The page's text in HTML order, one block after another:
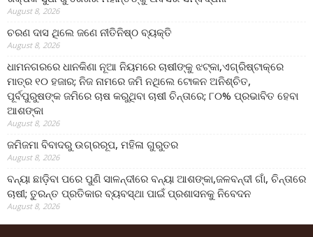
August 8, 2026
ଚରଣ ଦାସ ଥିଲେ ଜଣେ ନୀତିନିଷ୍ଠ ବ୍ୟକ୍ତି
August 8, 2026
ଧାମନଗରରେ ଧାନକିଣା ନୂଆ ନିୟମରେ ଚାଷୀଙ୍କୁ ଝଟ୍‌କା,ଏଗ୍ରିଷ୍ଟାକ୍‌ରେ
ମାତ୍ର ୧୦ ହଜାର; ନିଜ ନାମରେ ଜମି ନଥିଲେ ଟୋକନ ଅନିଶ୍ଚିତ,
ପୂର୍ବପୁରୁଷଙ୍କ ଜମିରେ ଚାଷ କରୁଥିବା ଚାଷୀ ଚିନ୍ତାରେ; ୮୦% ପ୍ରଭାବିତ ହେବା
ଆଶଙ୍କା
August 8, 2026
ଜମିଜମା ବିବାଦରୁ ଉଗ୍ରରୂପ, ମହିଳା ଗୁରୁତର
August 8, 2026
ବନ୍ୟା ଛାଡ଼ିବା ପରେ ପୁଣି ସାଳନ୍ଦୀରେ ବନ୍ୟା ଆଶଙ୍କା,ଜଳବନ୍ଦୀ ଗାଁ, ଚିନ୍ତାରେ
ଚାଷୀ; ତୁରନ୍ତ ପ୍ରତିକାର ବ୍ୟବସ୍ଥା ପାଇଁ ପ୍ରଶାସନକୁ ନିବେଦନ
August 8, 2026